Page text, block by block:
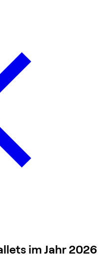
im Jahr 2026